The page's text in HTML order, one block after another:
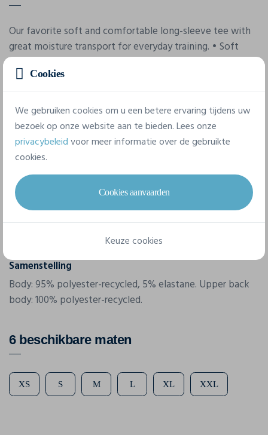
Our favorite soft and comfortable long-sleeve tee with
great moisture transport for everyday training. • Soft
polyester jersey with mesh details for good moisture
transport • Regular fit • Rounded bottom • Craft logo at
front • Six dots logo at back
Eigenschappen
Merk
Craft
Referentie
Samenstelling
Body: 95% polyester-recycled, 5% elastane. Upper back
body: 100% polyester-recycled.
6 beschikbare maten
XS S M L XL XXL
Cookies
We gebruiken cookies om u een betere ervaring tijdens uw
bezoek op onze website aan te bieden. Lees onze
privacybeleidvoor meer informatie over de gebruikte
cookies.
Cookies aanvaarden
Keuze cookies